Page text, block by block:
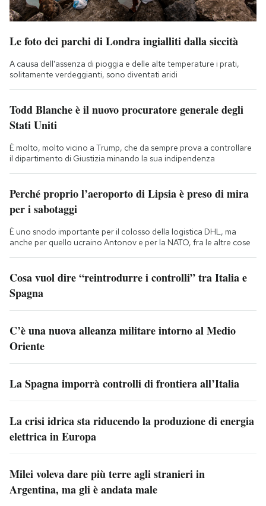
Le foto dei parchi di Londra ingialliti dalla siccità
A causa dell'assenza di pioggia e delle alte temperature i prati,
solitamente verdeggianti, sono diventati aridi
Todd Blanche è il nuovo procuratore generale degli
Stati Uniti
È molto, molto vicino a Trump, che da sempre prova a controllare
il dipartimento di Giustizia minando la sua indipendenza
Perché proprio l’aeroporto di Lipsia è preso di mira
per i sabotaggi
È uno snodo importante per il colosso della logistica DHL, ma
anche per quello ucraino Antonov e per la NATO, fra le altre cose
Cosa vuol dire “reintrodurre i controlli” tra Italia e
Spagna
C’è una nuova alleanza militare intorno al Medio
Oriente
La Spagna imporrà controlli di frontiera all’Italia
La crisi idrica sta riducendo la produzione di energia
elettrica in Europa
Milei voleva dare più terre agli stranieri in
Argentina, ma gli è andata male